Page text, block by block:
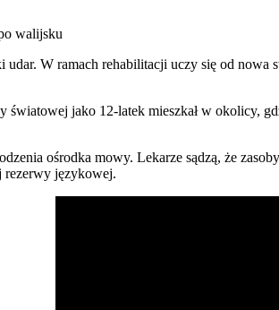
W ramach rehabilitacji uczy się od
światowej jako 12-latek mieszkał w okolicy,
ośrodka mowy. Lekarze sądzą, że
rezerwy językowej.